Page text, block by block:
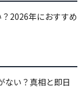
2026年におすすめ
ない？真相と即日